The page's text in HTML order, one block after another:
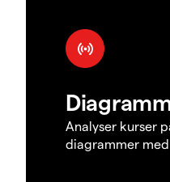
Analyser kurser
diagrammer